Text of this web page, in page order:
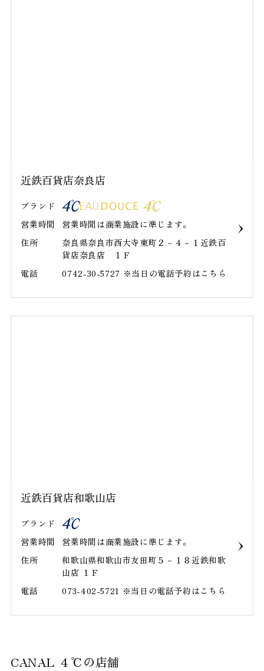
近鉄百貨店奈良店
ブランド
営業時間
営業時間は商業施設に準じます｡
住所
奈良県奈良市西大寺東町２－４－１近鉄百
貨店奈良店 １Ｆ
電話
0742-30-5727 ※当日の電話予約はこちら
近鉄百貨店和歌山店
ブランド
営業時間
営業時間は商業施設に準じます。
住所
和歌山県和歌山市友田町５－１８近鉄和歌
山店 １Ｆ
電話
073-402-5721 ※当日の電話予約はこちら
CANAL ４℃の店舗